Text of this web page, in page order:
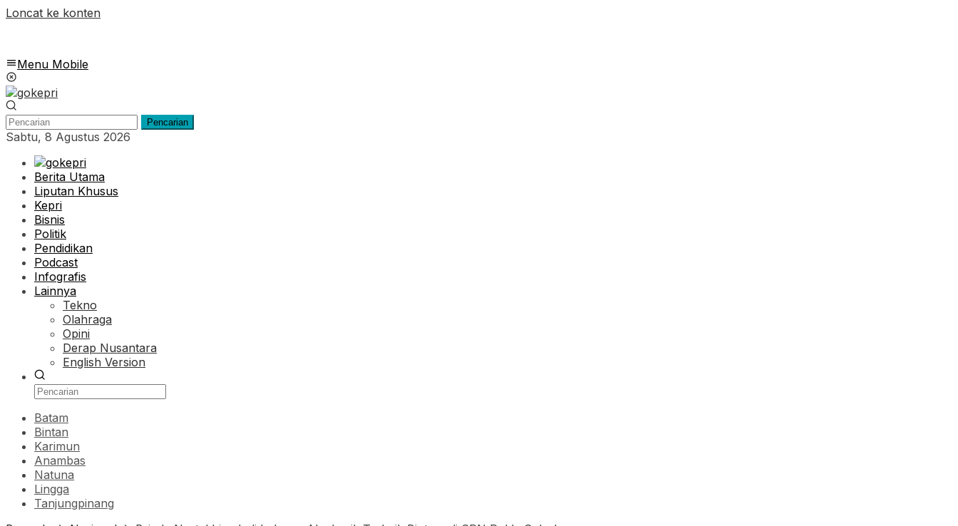
Loncat ke konten
Menu Mobile
Pencarian
Sabtu, 8 Agustus 2026
Berita Utama
Liputan Khusus
Kepri
Bisnis
Politik
Pendidikan
Podcast
Infografis
Lainnya
Tekno
Olahraga
Opini
Derap Nusantara
English Version
Batam
Bintan
Karimun
Anambas
Natuna
Lingga
Tanjungpinang